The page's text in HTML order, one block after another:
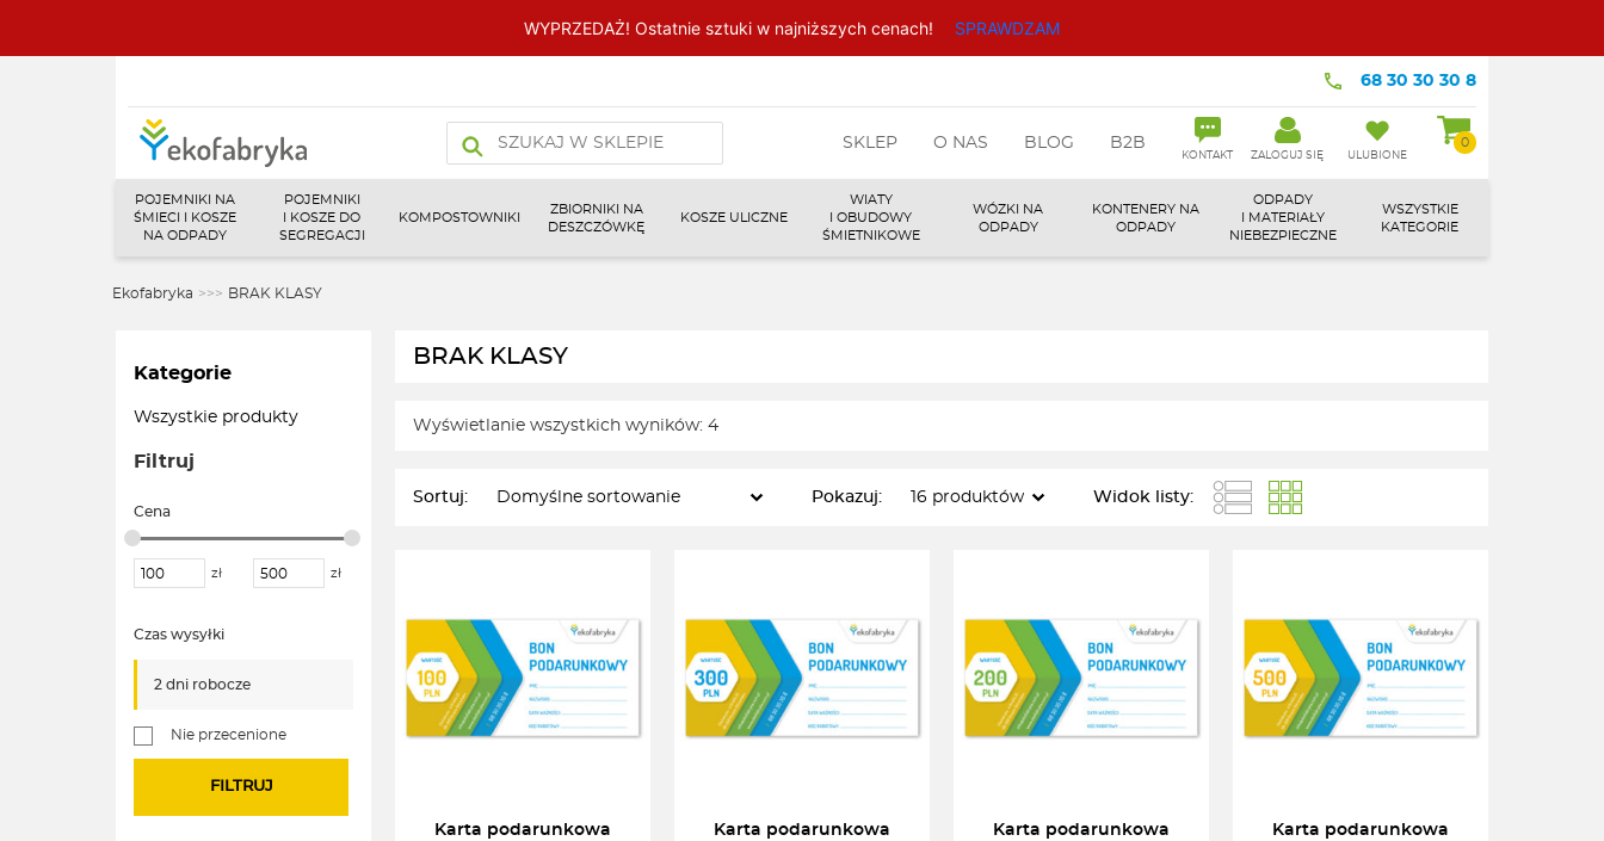
WYPRZEDAŻ! Ostatnie sztuki w najniższych cenach! SPRAWDZAM
68 30 30 30 8
produktów
SKLEP O NAS BLOG B2B
KONTAKT ZALOGUJ SIĘ ULUBIONE
0
POJEMNIKI NA
ŚMIECI I KOSZE
NA ODPADY
POJEMNIKI
I KOSZE DO
SEGREGACJI
KOMPOSTOWNIKI
ZBIORNIKI NA
DESZCZÓWKĘ
KOSZE ULICZNE
WIATY
I OBUDOWY
ŚMIETNIKOWE
WÓZKI NA
ODPADY
KONTENERY NA
ODPADY
ODPADY
I MATERIAŁY
NIEBEZPIECZNE
WSZYSTKIE
KATEGORIE
Ekofabryka >>> BRAK KLASY
Kategorie
Wszystkie produkty
Filtruj
Cena
zł zł
Czas wysyłki
2 dni robocze
Nie przecenione
FILTRUJ
BRAK KLASY
Wyświetlanie wszystkich wyników: 4
Sortuj: Pokazuj: Widok listy:
Karta podarunkowa
Karta podarunkowa
Karta podarunkowa
Karta podarunkowa